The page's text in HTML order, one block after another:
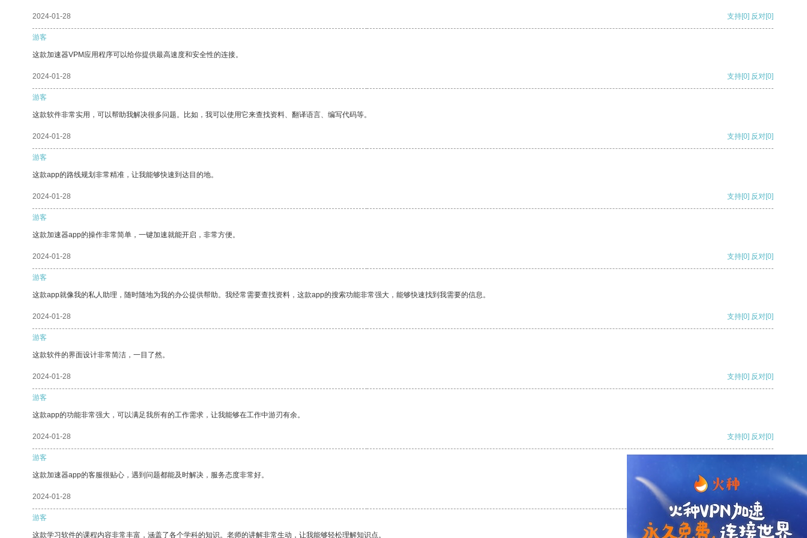
2024-01-28 支持[0] 反对[0]
游客
这款加速器VPM应用程序可以给你提供最高速度和安全性的连接。
2024-01-28 支持[0] 反对[0]
游客
这款软件非常实用，可以帮助我解决很多问题。比如，我可以使用它来查找资料、翻译语言、编写代码等。
2024-01-28 支持[0] 反对[0]
游客
这款app的路线规划非常精准，让我能够快速到达目的地。
2024-01-28 支持[0] 反对[0]
游客
这款加速器app的操作非常简单，一键加速就能开启，非常方便。
2024-01-28 支持[0] 反对[0]
游客
这款app就像我的私人助理，随时随地为我的办公提供帮助。我经常需要查找资料，这款app的搜索功能非常强大，能够快速找到我需要的信息。
2024-01-28 支持[0] 反对[0]
游客
这款软件的界面设计非常简洁，一目了然。
2024-01-28 支持[0] 反对[0]
游客
这款app的功能非常强大，可以满足我所有的工作需求，让我能够在工作中游刃有余。
2024-01-28 支持[0] 反对[0]
游客
这款加速器app的客服很贴心，遇到问题都能及时解决，服务态度非常好。
2024-01-28
游客
这款学习软件的课程内容非常丰富，涵盖了各个学科的知识。老师的讲解非常生动，让我能够轻松理解知识点。